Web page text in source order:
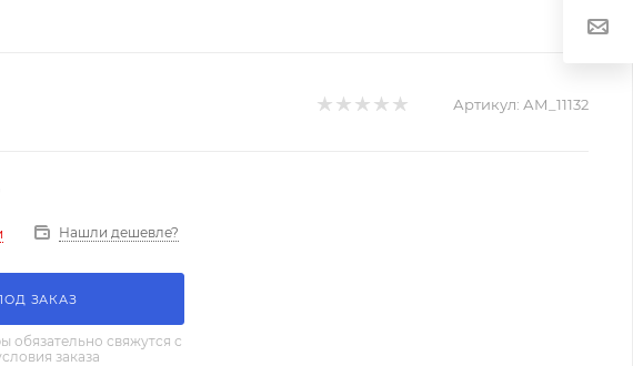
Артикул: АМ_11132
Нашли дешевле?
ЗАКАЗ
свяжутся с
заказа